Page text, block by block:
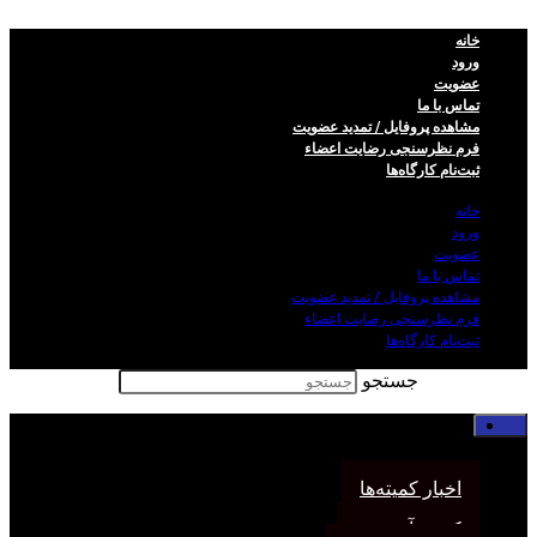
خانه
ورود
عضویت
تماس با ما
مشاهده پروفایل / تمدید عضویت
فرم نظر‌سنجی رضایت اعضاء
ثبت‌نام کارگاه‌ها
خانه
ورود
عضویت
تماس با ما
مشاهده پروفایل / تمدید عضویت
فرم نظر‌سنجی رضایت اعضاء
ثبت‌نام کارگاه‌ها
جستجو
اخبار کمیته‌ها
کمیته آموزش